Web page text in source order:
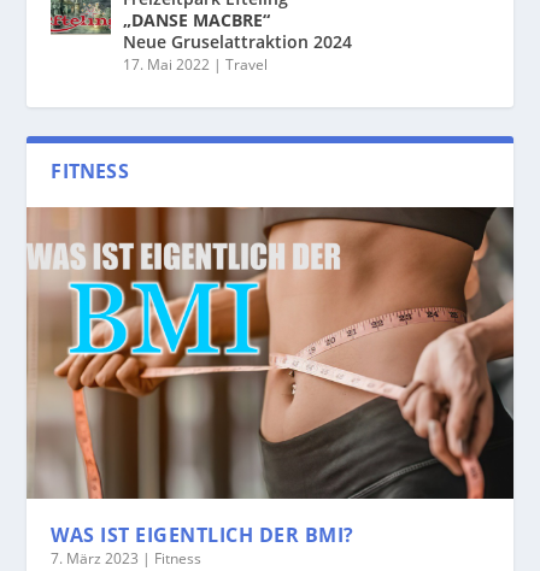
„DANSE MACBRE“
Neue Gruselattraktion 2024
17. Mai 2022 |Travel
FITNESS
WAS IST EIGENTLICH DER BMI?
7. März 2023 | Fitness